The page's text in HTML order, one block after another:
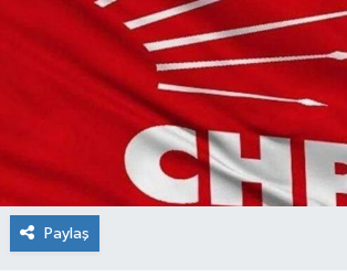
Paylaş
Teknoloji